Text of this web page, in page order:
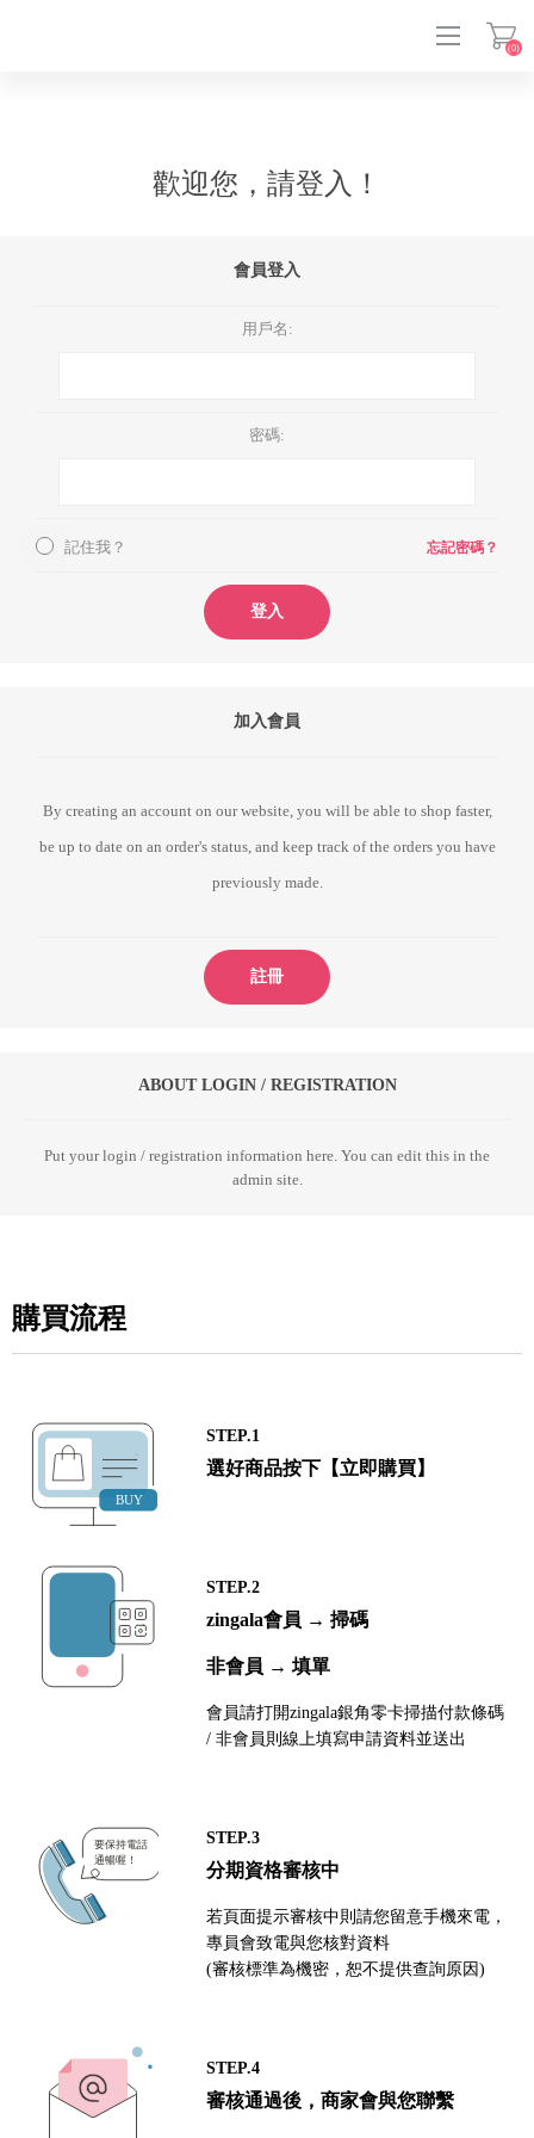
(0)
歡迎您，請登入！
會員登入
用戶名:
密碼:
記住我？ 忘記密碼？
登入
加入會員
By creating an account on our website, you will be able to shop faster,
be up to date on an order's status, and keep track of the orders you have
previously made.
註冊
ABOUT LOGIN / REGISTRATION
Put your login / registration information here. You can edit this in the
admin site.
購買流程
STEP.1
選好商品按下【立即購買】
STEP.2
zingala會員 → 掃碼
非會員 → 填單
會員請打開zingala銀角零卡掃描付款條碼
/ 非會員則線上填寫申請資料並送出
STEP.3
分期資格審核中
若頁面提示審核中則請您留意手機來電，
專員會致電與您核對資料
(審核標準為機密，恕不提供查詢原因)
STEP.4
審核通過後，商家會與您聯繫